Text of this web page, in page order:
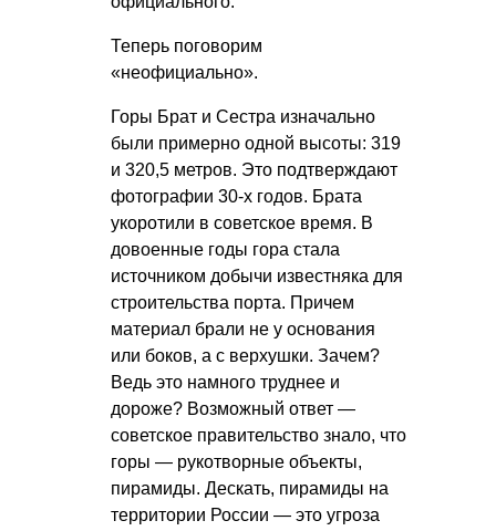
Теперь поговорим
«неофициально».
Горы Брат и Сестра изначально
были примерно одной высоты: 319
и 320,5 метров. Это подтверждают
фотографии 30-х годов. Брата
укоротили в советское время. В
довоенные годы гора стала
источником добычи известняка для
строительства порта. Причем
материал брали не у основания
или боков, а с верхушки. Зачем?
Ведь это намного труднее и
дороже? Возможный ответ —
советское правительство знало, что
горы — рукотворные объекты,
пирамиды. Дескать, пирамиды на
территории России — это угроза